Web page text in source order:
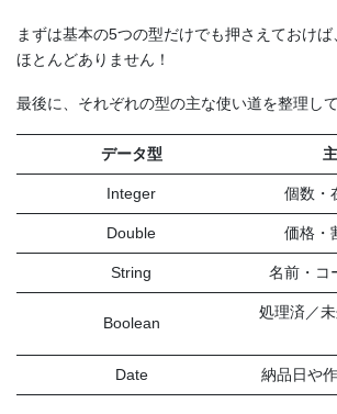
まずは基本の5つの型だけでも押さえておけ
ほとんどありません！
最後に、それぞれの型の主な使い道を整理し
データ型
Integer 個数・
Double 価格・
String 名前・コ
Boolean
処理済／
Date 納品日や